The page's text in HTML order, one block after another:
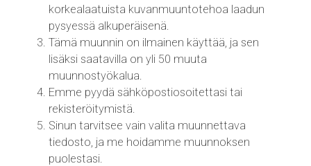
korkealaatuista kuvanmuuntotehoa laadun
pysyessä alkuperäisenä.
Tämä muunnin on ilmainen käyttää, ja sen
lisäksi saatavilla on yli 50 muuta
muunnostyökalua.
Emme pyydä sähköpostiosoitettasi tai
rekisteröitymistä.
Sinun tarvitsee vain valita muunnettava
tiedosto, ja me hoidamme muunnoksen
puolestasi.